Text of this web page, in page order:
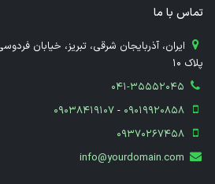
تماس با ما
ایران، آذربایجان شرقی، تبریز، خیابان
پلاک 10
041-35552045
09038419107-09019920858
09370267458
info@yourdomain.com